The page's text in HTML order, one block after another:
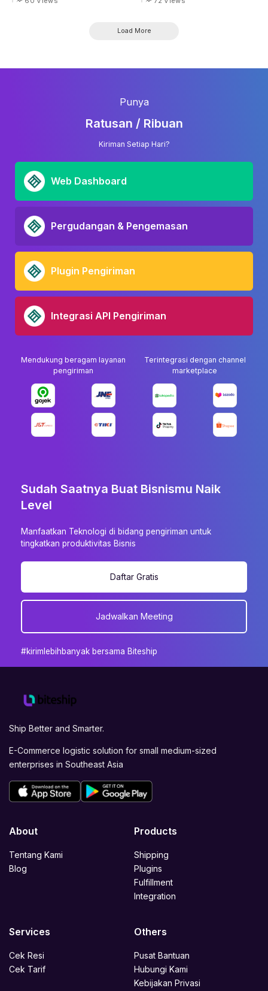
Load More
Punya
Ratusan / Ribuan
Kiriman Setiap Hari?
Web Dashboard
Pergudangan & Pengemasan
Plugin Pengiriman
Integrasi API Pengiriman
Mendukung beragam layanan
pengiriman
Terintegrasi dengan channel
marketplace
Sudah Saatnya Buat Bisnismu Naik
Level
Manfaatkan Teknologi di bidang pengiriman untuk
tingkatkan produktivitas Bisnis
Daftar Gratis
Jadwalkan Meeting
#kirimlebihbanyak bersama Biteship
Ship Better and Smarter.
E-Commerce logistic solution for small medium-sized
enterprises in Southeast Asia
About
Tentang Kami
Blog
Products
Shipping
Plugins
Fulfillment
Integration
Services
Cek Resi
Cek Tarif
Others
Pusat Bantuan
Hubungi Kami
Kebijakan Privasi